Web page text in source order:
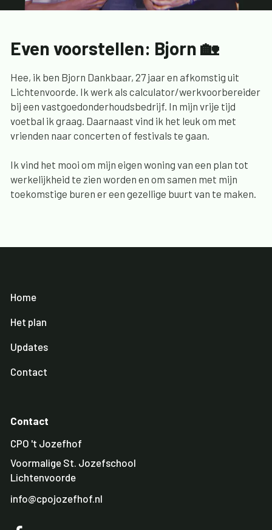
Even voorstellen: Bjorn 🏡
Hee, ik ben Bjorn Dankbaar, 27 jaar en afkomstig uit
Lichtenvoorde. Ik werk als calculator/werkvoorbereider
bij een vastgoedonderhoudsbedrijf. In mijn vrije tijd
voetbal ik graag. Daarnaast vind ik het leuk om met
vrienden naar concerten of festivals te gaan.
Ik vind het mooi om mijn eigen woning van een plan tot
werkelijkheid te zien worden en om samen met mijn
toekomstige buren er een gezellige buurt van te maken.
Home
Het plan
Updates
Contact
Contact
CPO 't Jozefhof
Voormalige St. Jozefschool
Lichtenvoorde
info@cpojozefhof.nl